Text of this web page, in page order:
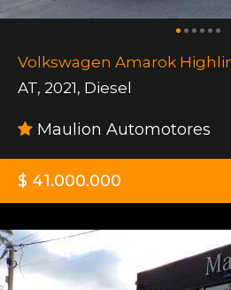
Volkswagen Amarok
AT, 2021, Diesel
Maulion Automotores
$ 41.000.000